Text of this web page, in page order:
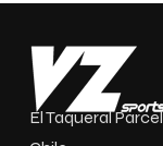
El Taqueral